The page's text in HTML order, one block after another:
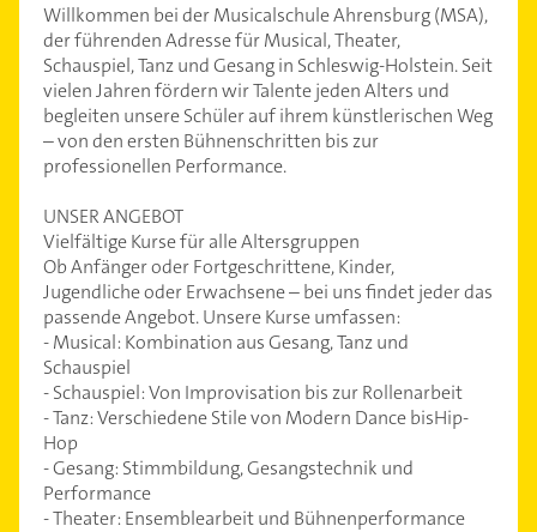
Willkommen bei der Musicalschule Ahrensburg (MSA),
der führenden Adresse für Musical, Theater,
Schauspiel, Tanz und Gesang in Schleswig-Holstein. Seit
vielen Jahren fördern wir Talente jeden Alters und
begleiten unsere Schüler auf ihrem künstlerischen Weg
– von den ersten Bühnenschritten bis zur
professionellen Performance.
UNSER ANGEBOT
Vielfältige Kurse für alle Altersgruppen
Ob Anfänger oder Fortgeschrittene, Kinder,
Jugendliche oder Erwachsene – bei uns findet jeder das
passende Angebot. Unsere Kurse umfassen:
- Musical: Kombination aus Gesang, Tanz und
Schauspiel
- Schauspiel: Von Improvisation bis zur Rollenarbeit
- Tanz: Verschiedene Stile von Modern Dance bisHip-
Hop
- Gesang: Stimmbildung, Gesangstechnik und
Performance
- Theater: Ensemblearbeit und Bühnenperformance